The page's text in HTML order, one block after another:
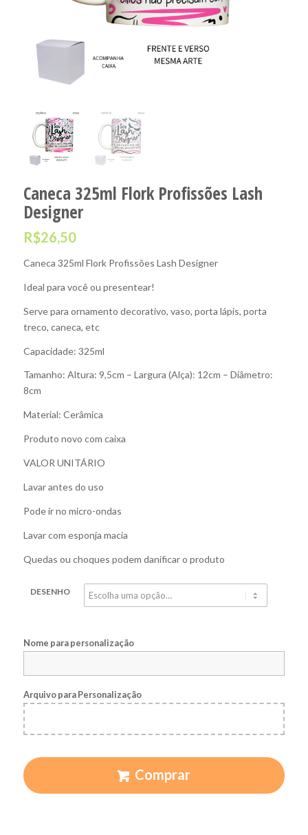
Caneca 325ml Flork Profissões Lash
Designer
R$26,50
Caneca 325ml Flork Profissões Lash Designer
Ideal para você ou presentear!
Serve para ornamento decorativo, vaso, porta lápis, porta
treco, caneca, etc
Capacidade: 325ml
Tamanho: Altura: 9,5cm – Largura (Alça): 12cm – Diâmetro:
8cm
Material: Cerâmica
Produto novo com caixa
VALOR UNITÁRIO
Lavar antes do uso
Pode ir no micro-ondas
Lavar com esponja macia
Quedas ou choques podem danificar o produto
DESENHO
Nome para personalização
Arquivo para Personalização
Comprar